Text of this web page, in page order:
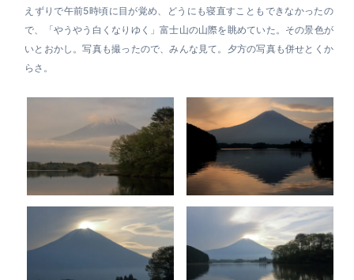
えずりで午前5時頃に目が覚め、どうにも寝直すこともできなかったの
で、「やうやう白くなりゆく」富士山の山際を眺めていた。その景色が
いとおかし。写真も撮ったので、みんな見て。夕方の写真も併せとくか
らさ。